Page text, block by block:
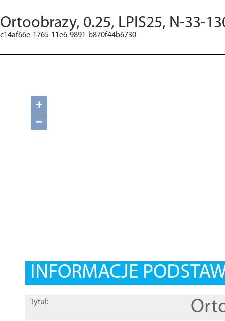
Ortoobrazy, 0.25, LPIS25, N-33-
c14af66e-1765-11e6-9891-b870f44b6730
+
−
INFORMACJE
Tytuł: